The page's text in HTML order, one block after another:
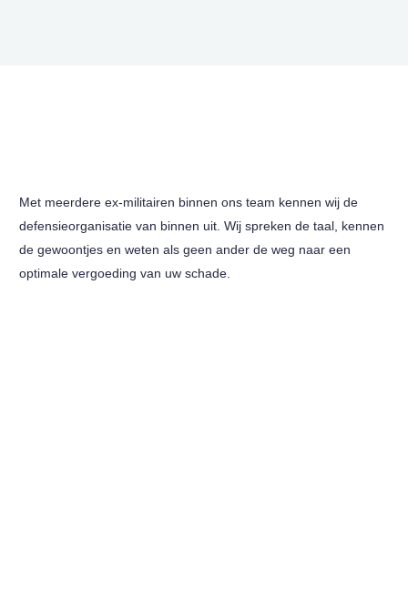
Met meerdere ex-militairen binnen ons team kennen wij de
defensieorganisatie van binnen uit. Wij spreken de taal, kennen
de gewoontjes en weten als geen ander de weg naar een
optimale vergoeding van uw schade.